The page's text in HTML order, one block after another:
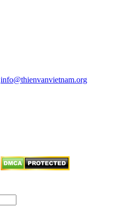
info@thienvanvietnam.org